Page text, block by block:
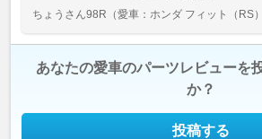
ちょうさん98R （愛車：ホンダ フィット（RS）
あなたの愛車のパーツレビューを
か？
投稿する